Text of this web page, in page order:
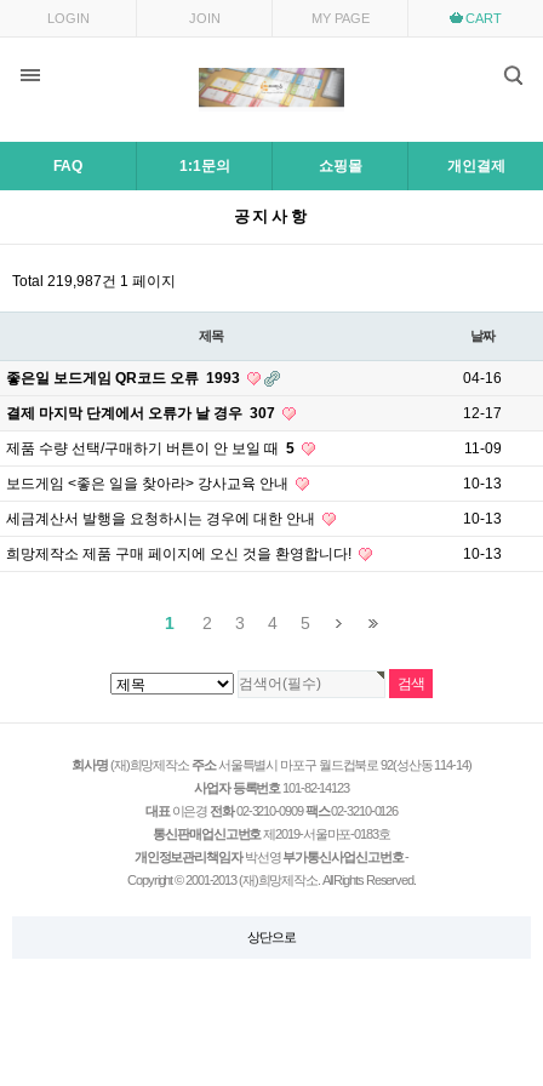
LOGIN JOIN MY PAGE CART
FAQ 1:1문의 쇼핑몰 개인결제
공지사항
Total 219,987건 1 페이지
제목 날짜
좋은일 보드게임 QR코드 오류 1993 04-16
결제 마지막 단계에서 오류가 날 경우 307 12-17
제품 수량 선택/구매하기 버튼이 안 보일 때 5 11-09
보드게임 <좋은 일을 찾아라> 강사교육 안내 10-13
세금계산서 발행을 요청하시는 경우에 대한 안내 10-13
희망제작소 제품 구매 페이지에 오신 것을 환영합니다! 10-13
1 2 3 4 5
회사명(재)희망제작소 주소서울특별시 마포구 월드컵북로 92(성산동 114-14)
사업자 등록번호 101-82-14123
대표이은경 전화02-3210-0909팩스02-3210-0126
통신판매업신고번호제2019-서울마포-0183호
개인정보관리책임자박선영부가통신사업신고번호-
Copyright © 2001-2013 (재)희망제작소. All Rights Reserved.
상단으로